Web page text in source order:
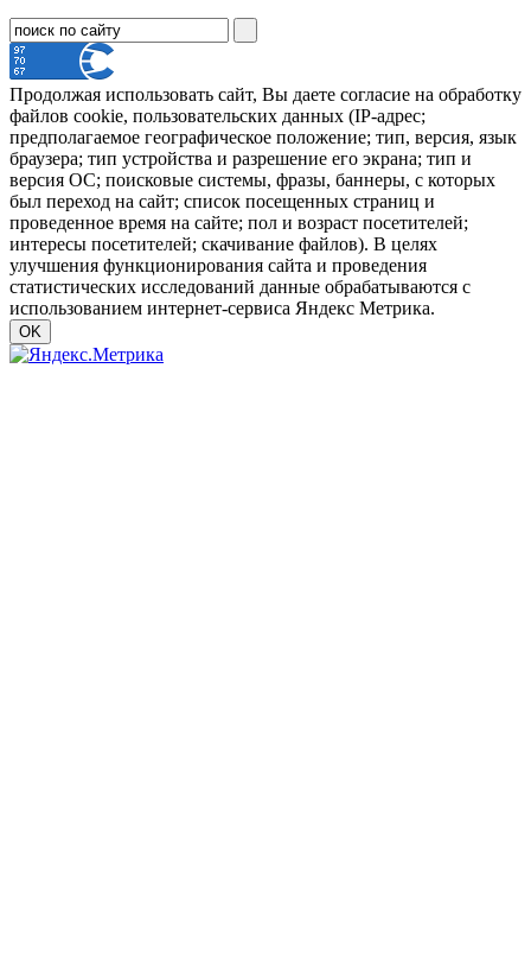
Продолжая использовать сайт, Вы даете согласие на обработку
файлов cookie, пользовательских данных (IP-адрес;
предполагаемое географическое положение; тип, версия, язык
браузера; тип устройства и разрешение его экрана; тип и
версия ОС; поисковые системы, фразы, баннеры, с которых
был переход на сайт; список посещенных страниц и
проведенное время на сайте; пол и возраст посетителей;
интересы посетителей; скачивание файлов). В целях
улучшения функционирования сайта и проведения
статистических исследований данные обрабатываются с
использованием интернет-сервиса Яндекс Метрика.
OK